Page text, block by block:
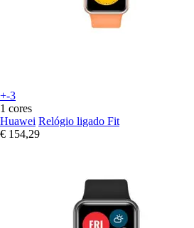
+-3
1 cores
Huawei Relógio ligado Fit
€ 154,29